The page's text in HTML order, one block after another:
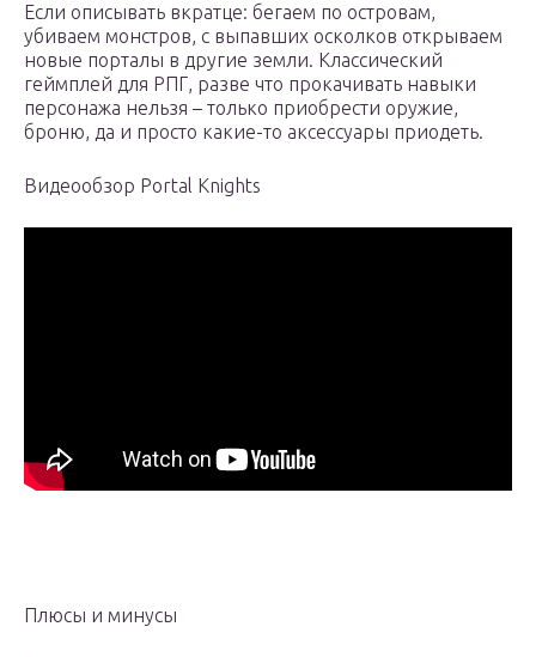
Если описывать вкратце: бегаем по островам,
убиваем монстров, с выпавших осколков открываем
новые порталы в другие земли. Классический
геймплей для РПГ, разве что прокачивать навыки
персонажа нельзя – только приобрести оружие,
броню, да и просто какие-то аксессуары приодеть.
Видеообзор Portal Knights
Плюсы и минусы